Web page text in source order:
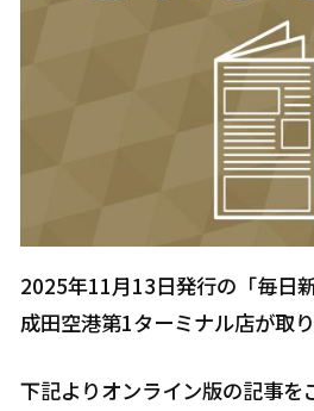
2025年11月13日発行の「毎日
成田空港第1ターミナル店が取
下記よりオンライン版の記事を